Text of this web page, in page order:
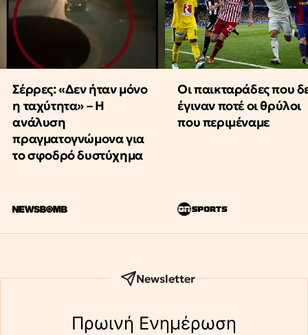
Σέρρες: «Δεν ήταν μόνο
η ταχύτητα» – Η
ανάλυση
πραγματογνώμονα για
το σφοδρό δυστύχημα
Οι παικταράδες που
έγιναν ποτέ οι θρύλοι
που περιμέναμε
Newsletter
Πρωινή Eνημέρωση